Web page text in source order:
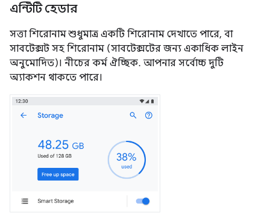
এন্টিটি হেডার
সত্তা শিরোনাম শুধুমাত্র একটি শিরোনাম দেখাতে পারে, বা
সাবটেক্সট সহ শিরোনাম (সাবটেক্সটের জন্য একাধিক লাইন
অনুমোদিত)। নীচের কর্ম ঐচ্ছিক. আপনার সর্বোচ্চ দুটি
অ্যাকশন থাকতে পারে।